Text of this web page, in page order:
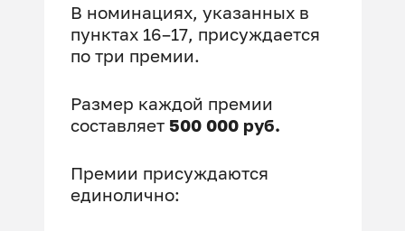
В номинациях, указанных в
пунктах 16–17, присуждается
по три премии.
Размер каждой премии
составляет 500 000 руб.
Премии присуждаются
единолично: